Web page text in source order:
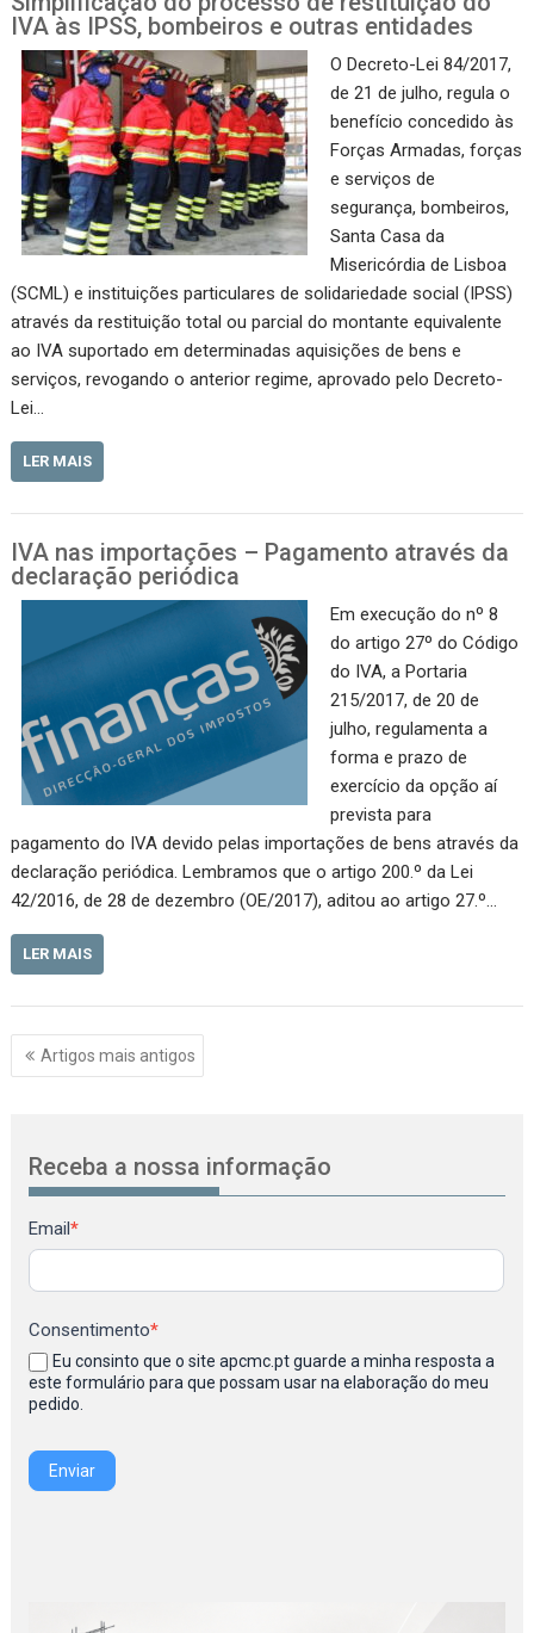
IVA às IPSS, bombeiros e outras entidades
O Decreto-Lei 84/2017,
de 21 de julho, regula o
benefício concedido às
Forças Armadas, forças
e serviços de
segurança, bombeiros,
Santa Casa da
Misericórdia de Lisboa
(SCML) e instituições particulares de solidariedade social (IPSS)
através da restituição total ou parcial do montante equivalente
ao IVA suportado em determinadas aquisições de bens e
serviços, revogando o anterior regime, aprovado pelo Decreto-
Lei…
LER MAIS
IVA nas importações – Pagamento através da
declaração periódica
Em execução do nº 8
do artigo 27º do Código
do IVA, a Portaria
215/2017, de 20 de
julho, regulamenta a
forma e prazo de
exercício da opção aí
prevista para
pagamento do IVA devido pelas importações de bens através da
declaração periódica. Lembramos que o artigo 200.º da Lei
42/2016, de 28 de dezembro (OE/2017), aditou ao artigo 27.º…
LER MAIS
Navegação
de
Artigos mais antigos
Receba a nossa informação
Newsletter
Email*
Consentimento*
Eu consinto que o site apcmc.pt guarde a minha resposta a
este formulário para que possam usar na elaboração do meu
pedido.
Enviar